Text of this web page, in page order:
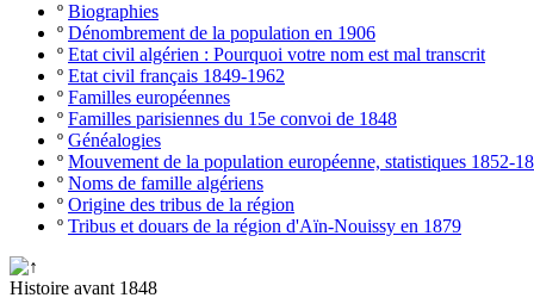
º Biographies
º Dénombrement de la population en 1906
º Etat civil algérien : Pourquoi votre nom est mal transcrit
º Etat civil français 1849-1962
º Familles européennes
º Familles parisiennes du 15e convoi de 1848
º Généalogies
º Mouvement de la population européenne, statistiques 1852-
º Noms de famille algériens
º Origine des tribus de la région
º Tribus et douars de la région d'Aïn-Nouissy en 1879
Histoire avant 1848